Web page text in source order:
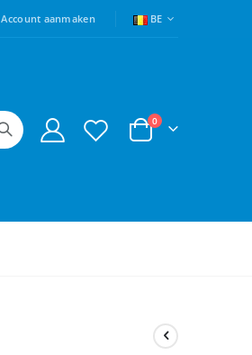
Account aanmaken TAAL BE
Cart
0producten